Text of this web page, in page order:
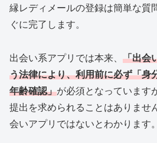
縁レディメールの登録は簡単な質
ぐに完了します。
出会い系アプリでは本来、 「出会
う法律により、利用前に必ず「身
年齢確認」が必須となっています
提出を求められることはありませ
会いアプリではないとわかります。